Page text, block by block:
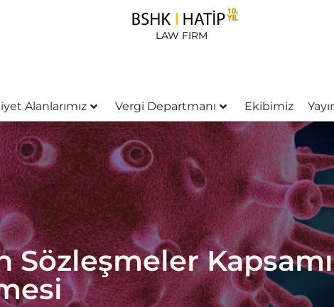
LAW FIRM
Alanlarımız Vergi Departmanı Ekibimiz
Sözleşmeler